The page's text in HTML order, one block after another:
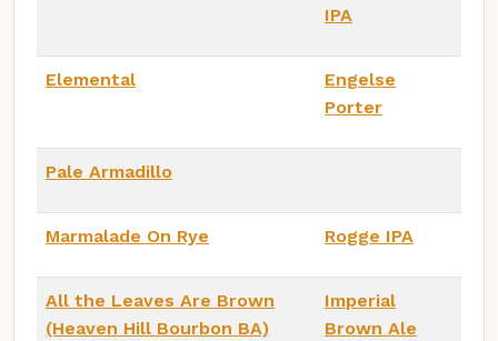
IPA
Elemental
Engelse
Porter
Pale Armadillo
Marmalade On Rye Rogge IPA
All the Leaves Are Brown
(Heaven Hill Bourbon BA)
Imperial
Brown Ale